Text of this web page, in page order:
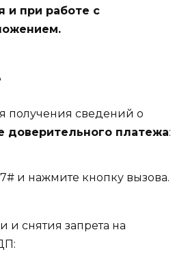
и при работе с
получения сведений о
доверительного платежа:
и нажмите кнопку вызова.
и снятия запрета на